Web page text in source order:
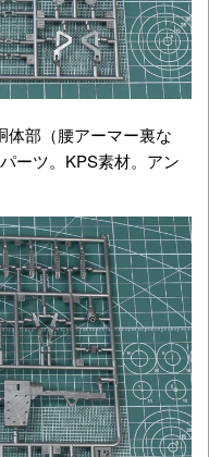
体部（腰アーマー裏な
ーツ。KPS素材。アン